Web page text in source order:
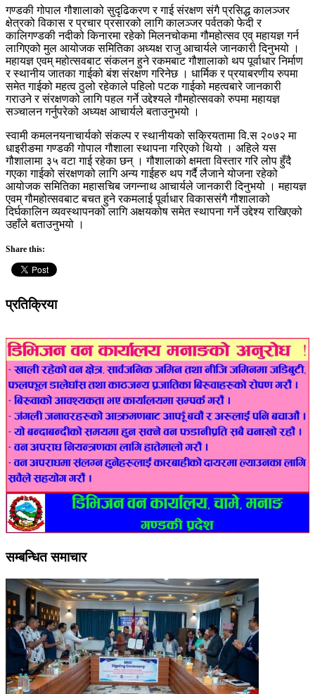
गण्डकी गोपाल गौशालाको सुदृढिकरण र गाई संरक्षण संगै प्रसिद्ध कालञ्जर
क्षेत्रको विकास र प्रचार प्रसारको लागि कालञ्जर पर्वतको फेदी र
कालिगण्डकी नदीको किनारमा रहेको मिलनचोकमा गौमहोत्सव एव् महायज्ञ गर्न
लागिएको मुल आयोजक समितिका अध्यक्ष राजु आचार्यले जानकारी दिनुभयो ।
महायज्ञ एवम् महोत्सवबाट संकलन हुने रकमबाट गौशालाको थप पूर्वाधार निर्माण
र स्थानीय जातका गाईको बंश संरक्षण गरिनेछ । धार्मिक र प्रयाबरणीय रुपमा
समेत गाईको महत्व ठुलो रहेकाले पहिलो पटक गाईको महत्वबारे जानकारी
गराउने र संरक्षणको लागि पहल गर्ने उद्देश्यले गौमहोत्सवको रुपमा महायज्ञ
सञ्चालन गर्नुपरेको अध्यक्ष आचार्यले बताउनुभयो ।
स्वामी कमलनयनाचार्यको संकल्प र स्थानीयको सक्रियतामा वि.स २०७२ मा
धाइरीङमा गण्डकी गोपाल गौशाला स्थापना गरिएको थियो । अहिले यस
गौशालामा ३५ वटा गाई रहेका छन् । गौशालाको क्षमता विस्तार गरि लोप हुँदै
गएका गाईको संरक्षणको लागि अन्य गाईहरु थप गर्दै लैजाने योजना रहेको
आयोजक समितिका महासचिब जगन्नाथ आचार्यले जानकारी दिनुभयो । महायज्ञ
एवम् गौमहोत्सवबाट बचत हुने रकमलाई पूर्वाधार विकाससंगै गौशालाको
दिर्घकालिन व्यवस्थापनको लागि अक्षयकोष समेत स्थापना गर्ने उद्देश्य राखिएको
उहाँले बताउनुभयो ।
Share this:
प्रतिक्रिया
सम्बन्धित समाचार